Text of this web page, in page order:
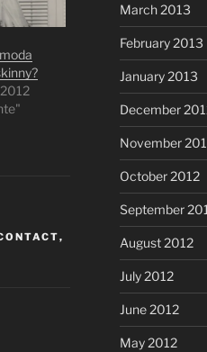
,
March 2013
February 2013
January 2013
December
November
October 2012
September
August 2012
July 2012
June 2012
May 2012